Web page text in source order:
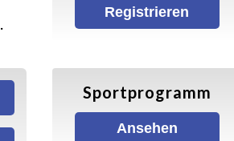
Registrieren
Sportprogramm
Ansehen